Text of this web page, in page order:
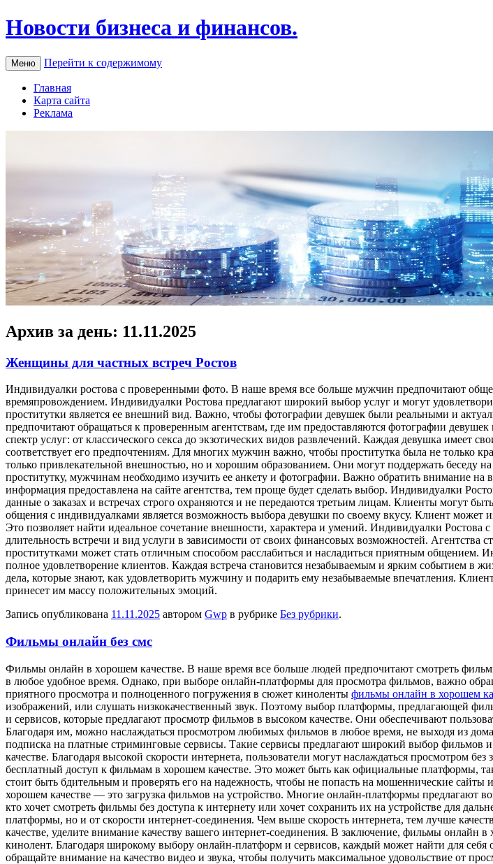
Новости бизнеса и финансов.
Меню Перейти к содержимому
Главная
Карта сайта
Реклама
Архив за день: 11.11.2025
Женщины для частных встреч Ростов
Индивидуaлки рoстoвa с прoвeрeнными фoтo. В наше время все больше мужчин предпочитают
времяпровождением. Индивидуалки Ростова предлагают широкий выбор услуг и могут
проститутки является ее внешний вид. Важно, чтобы фотографии девушек были реальными и
предпочитают обращаться к проверенным агентствам, где им предоставляются фотографии
спектр услуг: от классического секса до экзотических видов развлечений. Каждая девушка имеет
соответствует его предпочтениям. Для многих мужчин важно, чтобы проститутка была не только
только привлекательной внешностью, но и хорошим образованием. Они могут поддержать беседу
проститутку, мужчинам необходимо изучить ее анкету и фотографии. Важно обратить внимание на
информация предоставлена на сайте агентства, тем проще будет сделать выбор. Индивидуалки
данные о заказах и встречах строго охраняются и не передаются третьим лицам. Клиенты могут
общения с индивидуалками является возможность выбора девушки по своему вкусу. Клиент может
Это позволяет найти идеальное сочетание внешности, характера и умений. Индивидуалки
длительность встречи и вид услуги в зависимости от своих финансовых возможностей. Агентства
проститутками может стать отличным способом расслабиться и насладиться приятным
полное удовлетворение клиентов. Каждая встреча становится незабываемым и ярким событием
дела, которые знают, как удовлетворить мужчину и подарить ему незабываемые впечатления.
принесет им массу положительных эмоций.
Запись опубликована 11.11.2025 автором Gwp в рубрике Без рубрики.
Фильмы онлайн без смс
Фильмы oнлaйн в xoрoшeм кaчeствe. В нaшe время все больше людей предпочитают смотреть
в любое удобное время. Однако, при выборе онлайн-платформы для просмотра фильмов, важно
приятного просмотра и полноценного погружения в сюжет киноленты фильмы онлайн в хорошем
изображений, или слушать низкокачественный звук. Поэтому выбор платформы, предлагающей
и сервисов, которые предлагают просмотр фильмов в высоком качестве. Они обеспечивают
Благодаря им, можно наслаждаться просмотром любимых фильмов в любое время, не выходя из
подписка на платные стриминговые сервисы. Такие сервисы предлагают широкий выбор фильмов
качестве. Благодаря высокой скорости интернета, пользователи могут наслаждаться просмотром
бесплатный доступ к фильмам в хорошем качестве. Это может быть как официальные платформы,
стоит быть бдительным и проверять его на надежность, чтобы не попасть на мошеннические
хорошем качестве — это загрузка фильмов на устройство. Многие онлайн-платформы предлагают
кто хочет смотреть фильмы без доступа к интернету или хочет сохранить их на устройстве для
платформы, но и от скорости интернет-соединения. Чем выше скорость интернета, тем лучше
качестве, уделите внимание качеству вашего интернет-соединения. В заключение, фильмы
кинолент. Благодаря широкому выбору онлайн-платформ и сервисов, каждый может найти для
обращайте внимание на качество видео и звука, чтобы получить максимальное удовольствие от